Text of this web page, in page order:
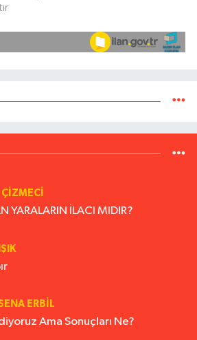
YARALARIN İLACI MIDIR?
ERBIL
Ama Sonuçları Ne?